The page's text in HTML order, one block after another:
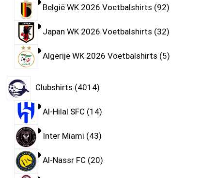
België WK 2026 Voetbalshirts 92
Japan WK 2026 Voetbalshirts 32
Algerije WK 2026 Voetbalshirts 5
Clubshirts 4014
Al-Hilal SFC 14
Inter Miami 43
Al-Nassr FC 20